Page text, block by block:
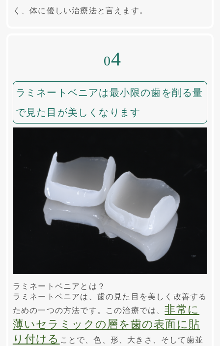
く、体に優しい治療法と言えます。
04
ラミネートベニアは最小限の歯を削る量
で見た目が美しくなります
ラミネートベニアとは？
ラミネートベニアは、歯の見た目を美しく改善する
ための一つの方法です。この治療では、非常に
薄いセラミックの層を歯の表面に貼
り付ける ことで、色、形、大きさ、そして歯並